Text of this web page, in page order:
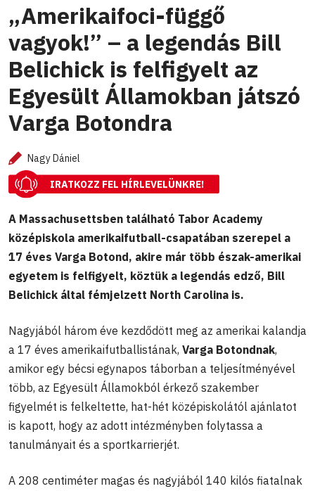
„Amerikaifoci-függő
vagyok!” – a legendás Bill
Belichick is felfigyelt az
Egyesült Államokban játszó
Varga Botondra
Nagy Dániel
IRATKOZZ FEL HÍRLEVELÜNKRE!
A Massachusettsben található Tabor Academy
középiskola amerikaifutball-csapatában szerepel a
17 éves Varga Botond, akire már több észak-amerikai
egyetem is felfigyelt, köztük a legendás edző, Bill
Belichick által fémjelzett North Carolina is.
Nagyjából három éve kezdődött meg az amerikai kalandja
a 17 éves amerikaifutballistának, Varga Botondnak,
amikor egy bécsi egynapos táborban a teljesítményével
több, az Egyesült Államokból érkező szakember
figyelmét is felkeltette, hat-hét középiskolától ajánlatot
is kapott, hogy az adott intézményben folytassa a
tanulmányait és a sportkarrierjét.
A 208 centiméter magas és nagyjából 140 kilós fiatalnak